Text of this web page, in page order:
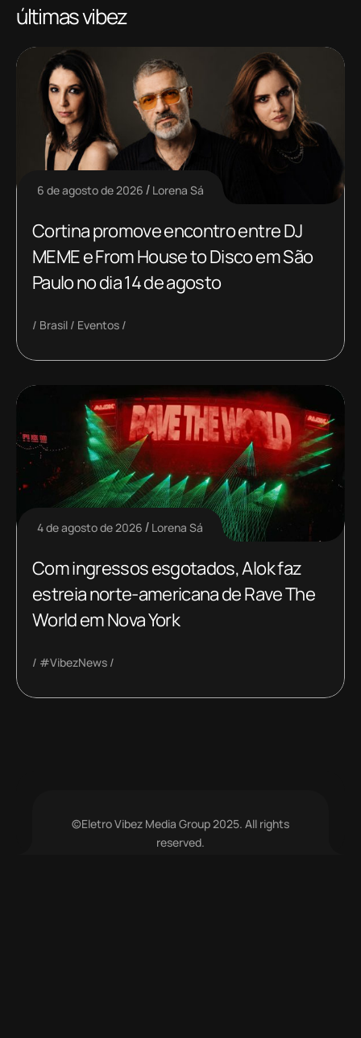
últimas vibez
6 de agosto de 2026 Lorena Sá
Cortina promove encontro entre DJ
MEME e From House to Disco em São
Paulo no dia 14 de agosto
Brasil Eventos
4 de agosto de 2026 Lorena Sá
Com ingressos esgotados, Alok faz
estreia norte-americana de Rave The
World em Nova York
#VibezNews
©Eletro Vibez Media Group 2025. All rights
reserved.